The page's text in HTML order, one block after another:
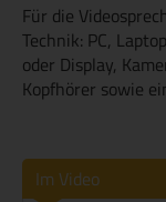
Für die
Technik: PC,
oder Display,
Kopfhörer sowie
Im Video